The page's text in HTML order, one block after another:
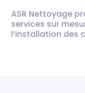
ASR Nettoyage
services sur
l’installation des